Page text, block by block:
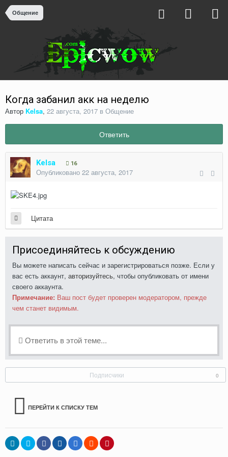
Общение
Когда забанил акк на неделю
Автор Kelsa, 22 августа, 2017 в Общение
Ответить
Kelsa 16
Опубликовано 22 августа, 2017
Цитата
Присоединяйтесь к обсуждению
Вы можете написать сейчас и зарегистрироваться позже. Если у
вас есть аккаунт, авторизуйтесь, чтобы опубликовать от имени
своего аккаунта.
Примечание: Ваш пост будет проверен модератором, прежде
чем станет видимым.
Ответить в этой теме...
Подписчики 0
ПЕРЕЙТИ К СПИСКУ ТЕМ